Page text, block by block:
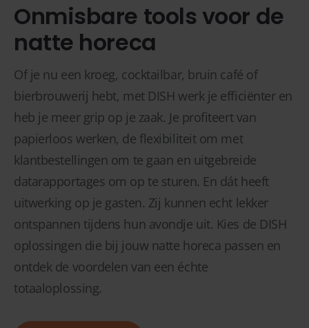
Onmisbare tools voor de
natte horeca
Of je nu een kroeg, cocktailbar, bruin café of
bierbrouwerij hebt, met DISH werk je efficiënter en
heb je meer grip op je zaak. Je profiteert van
papierloos werken, de flexibiliteit om met
klantbestellingen om te gaan en uitgebreide
datarapportages om op te sturen. En dát heeft
uitwerking op je gasten. Zij kunnen echt lekker
ontspannen tijdens hun avondje uit. Kies de DISH
oplossingen die bij jouw natte horeca passen en
ontdek de voordelen van een échte
totaaloplossing.